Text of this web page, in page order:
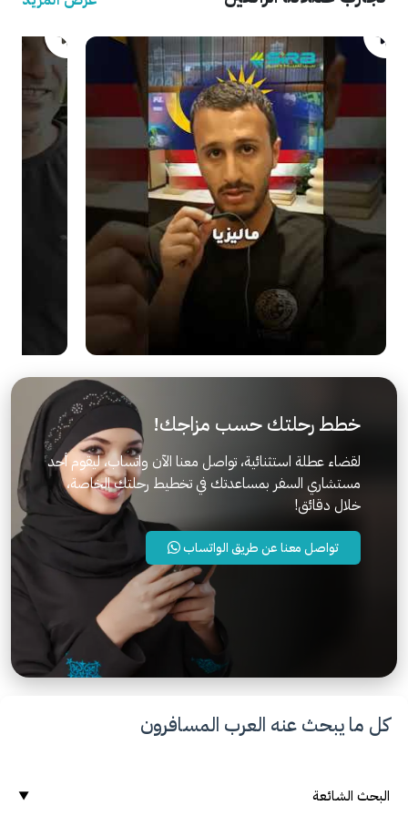
خطط رحلتك حسب مزاجك!
لقضاء عطلة استثنائية، تواصل معنا الآن واتساب، ليقوم أحد
مستشاري السفر بمساعدتك في تخطيط رحلتك الخاصة،
خلال دقائق!
تواصل معنا عن طريق الواتساب
كل ما يبحث عنه العرب المسافرون
البحث الشائعة ▼